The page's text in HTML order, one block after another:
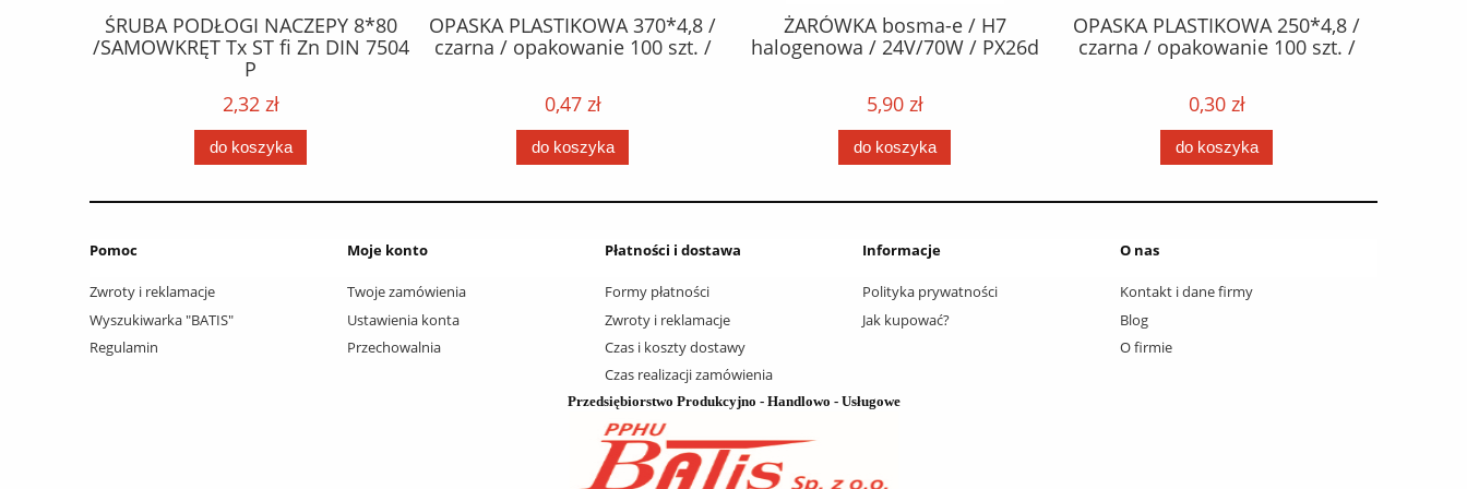
DIN 7504
OPASKA PLASTIKOWA 370*4,8 /
czarna / opakowanie 100 szt. /
0,47 zł
do koszyka
ŻARÓWKA bosma-e / H7
halogenowa / 24V/70W / PX26d
5,90 zł
do koszyka
OPASKA PLASTIKOWA 250*4,8 /
czarna / opakowanie 100 szt. /
0,30 zł
do koszyka
OPASKA PLASTIKOWA 300*4,8 /
czarna / opakowanie 100 szt. /
0,31 zł
do koszyka
Pomoc
Zwroty i reklamacje
Wyszukiwarka "BATIS"
Regulamin
Moje konto
Twoje zamówienia
Ustawienia konta
Przechowalnia
Płatności i dostawa
Formy płatności
Zwroty i reklamacje
Czas i koszty dostawy
Czas realizacji zamówienia
Informacje
Polityka prywatności
Jak kupować?
O nas
Kontakt i dane firmy
Blog
O firmie
Przedsiębiorstwo Produkcyjno - Handlowo - Usługowe